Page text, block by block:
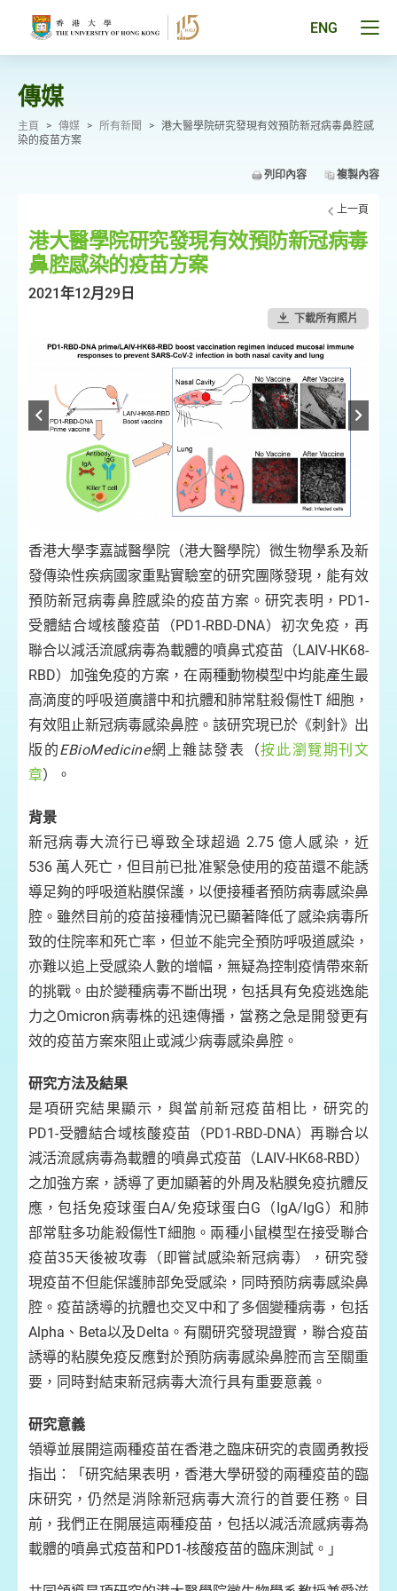
ENG
傳媒
主頁 > 傳媒 > 所有新聞 > 港大醫學院研究發現有效預防新冠病毒鼻腔感
染的疫苗方案
列印內容 複製內容
上一頁
港大醫學院研究發現有效預防新冠病毒
鼻腔感染的疫苗方案
2021年12月29日
下載所有照片
香港大學李嘉誠醫學院（港大醫學院）微生物學系及新
發傳染性疾病國家重點實驗室的研究團隊發現，能有效
預防新冠病毒鼻腔感染的疫苗方案。研究表明，PD1-
受體結合域核酸疫苗（PD1-RBD-DNA）初次免疫，再
聯合以減活流感病毒為載體的噴鼻式疫苗（LAIV-HK68-
RBD）加強免疫的方案，在兩種動物模型中均能產生最
高滴度的呼吸道廣譜中和抗體和肺常駐殺傷性T 細胞，
有效阻止新冠病毒感染鼻腔。該研究現已於《刺針》出
版的EBioMedicine網上雜誌發表（按此瀏覽期刊文
章）。
背景
新冠病毒大流行已導致全球超過 2.75 億人感染，近
536 萬人死亡，但目前已批准緊急使用的疫苗還不能誘
導足夠的呼吸道粘膜保護，以便接種者預防病毒感染鼻
腔。雖然目前的疫苗接種情況已顯著降低了感染病毒所
致的住院率和死亡率，但並不能完全預防呼吸道感染，
亦難以追上受感染人數的增幅，無疑為控制疫情帶來新
的挑戰。由於變種病毒不斷出現，包括具有免疫逃逸能
力之Omicron病毒株的迅速傳播，當務之急是開發更有
效的疫苗方案來阻止或減少病毒感染鼻腔。
研究方法及結果
是項研究結果顯示，與當前新冠疫苗相比，研究的
PD1-受體結合域核酸疫苗（PD1-RBD-DNA）再聯合以
減活流感病毒為載體的噴鼻式疫苗（LAIV-HK68-RBD）
之加強方案，誘導了更加顯著的外周及粘膜免疫抗體反
應，包括免疫球蛋白A/免疫球蛋白G（IgA/IgG）和肺
部常駐多功能殺傷性T細胞。兩種小鼠模型在接受聯合
疫苗35天後被攻毒（即嘗試感染新冠病毒），研究發
現疫苗不但能保護肺部免受感染，同時預防病毒感染鼻
腔。疫苗誘導的抗體也交叉中和了多個變種病毒，包括
Alpha、Beta以及Delta。有關研究發現證實，聯合疫苗
誘導的粘膜免疫反應對於預防病毒感染鼻腔而言至關重
要，同時對結束新冠病毒大流行具有重要意義。
研究意義
領導並展開這兩種疫苗在香港之臨床研究的袁國勇教授
指出：「研究結果表明，香港大學研發的兩種疫苗的臨
床研究，仍然是消除新冠病毒大流行的首要任務。目
前，我們正在開展這兩種疫苗，包括以減活流感病毒為
載體的噴鼻式疫苗和PD1-核酸疫苗的臨床測試。」